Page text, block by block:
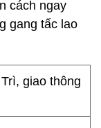
cách ngay
gang tấc lao